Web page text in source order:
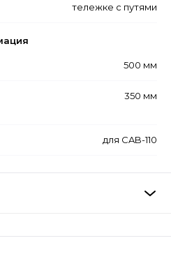
тележке с путями
500 мм
350 мм
для CAB-110